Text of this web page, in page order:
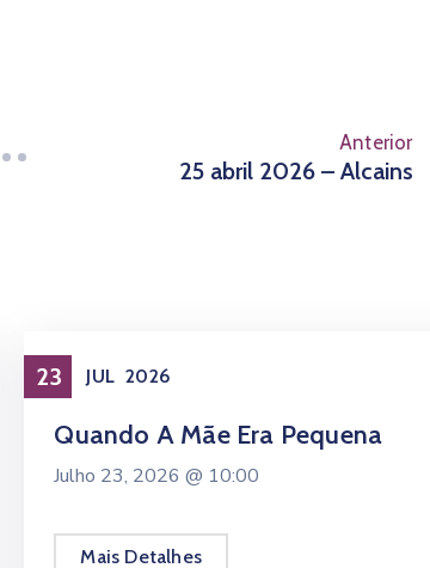
Anterior
25 abril 2026 – Alcains
23 JUL 2026
Eventos
Quando A Mãe Era Pequena
Julho 23, 2026 @ 10:00
Mais Detalhes